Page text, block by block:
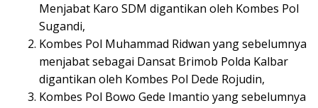
Menjabat Karo SDM digantikan oleh Kombes Pol
Sugandi,
Kombes Pol Muhammad Ridwan yang sebelumnya
menjabat sebagai Dansat Brimob Polda Kalbar
digantikan oleh Kombes Pol Dede Rojudin,
Kombes Pol Bowo Gede Imantio yang sebelumnya